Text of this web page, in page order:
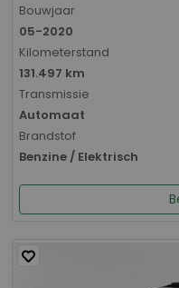
Bouwjaar
05-2020
Kilometerstand
131.497 km
Transmissie
Automaat
Brandstof
Benzine / Elektrisch